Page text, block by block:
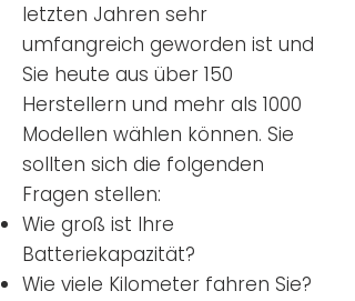
letzten Jahren sehr
umfangreich geworden ist und
Sie heute aus über 150
Herstellern und mehr als 1000
Modellen wählen können. Sie
sollten sich die folgenden
Fragen stellen:
Wie groß ist Ihre
Batteriekapazität?
Wie viele Kilometer fahren Sie?